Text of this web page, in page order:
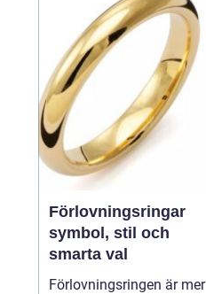
kärlek, sorg, hopp och
tacksa...
Förlovningsringar
symbol, stil och
smarta val
Förlovningsringen är mer